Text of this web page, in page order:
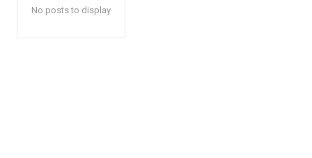
No posts to display